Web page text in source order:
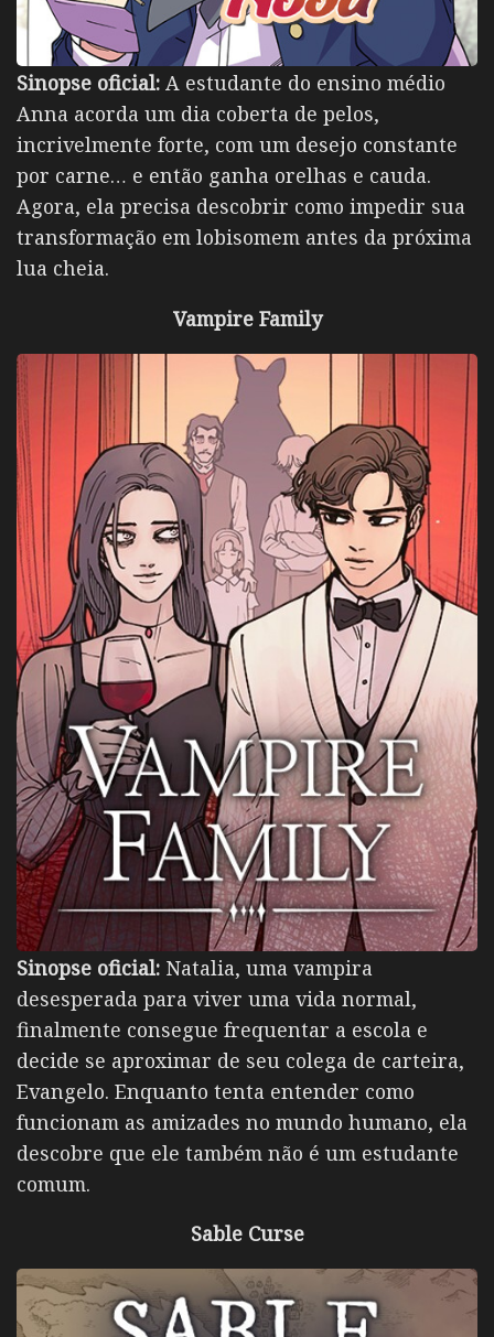
Sinopse oficial: A estudante do ensino médio
Anna acorda um dia coberta de pelos,
incrivelmente forte, com um desejo constante
por carne… e então ganha orelhas e cauda.
Agora, ela precisa descobrir como impedir sua
transformação em lobisomem antes da próxima
lua cheia.
Vampire Family
Sinopse oficial: Natalia, uma vampira
desesperada para viver uma vida normal,
finalmente consegue frequentar a escola e
decide se aproximar de seu colega de carteira,
Evangelo. Enquanto tenta entender como
funcionam as amizades no mundo humano, ela
descobre que ele também não é um estudante
comum.
Sable Curse